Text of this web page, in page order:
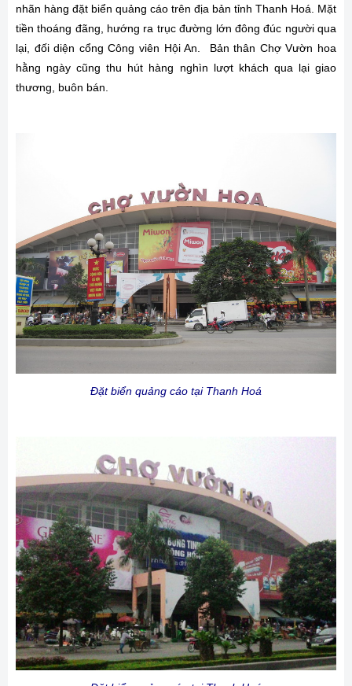
nhãn hàng đặt biển quảng cáo trên địa bản tỉnh Thanh Hoá. Mặt
tiền thoáng đãng, hướng ra trục đường lớn đông đúc người qua
lại, đối diện cổng Công viên Hội An. Bản thân Chợ Vườn hoa
hằng ngày cũng thu hút hàng nghìn lượt khách qua lại giao
thương, buôn bán.
Đặt biển quảng cáo tại Thanh Hoá